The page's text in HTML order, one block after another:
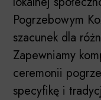
Pogrzebowym
szacunek dla
Zapewniamy
ceremonii
specyfikę i